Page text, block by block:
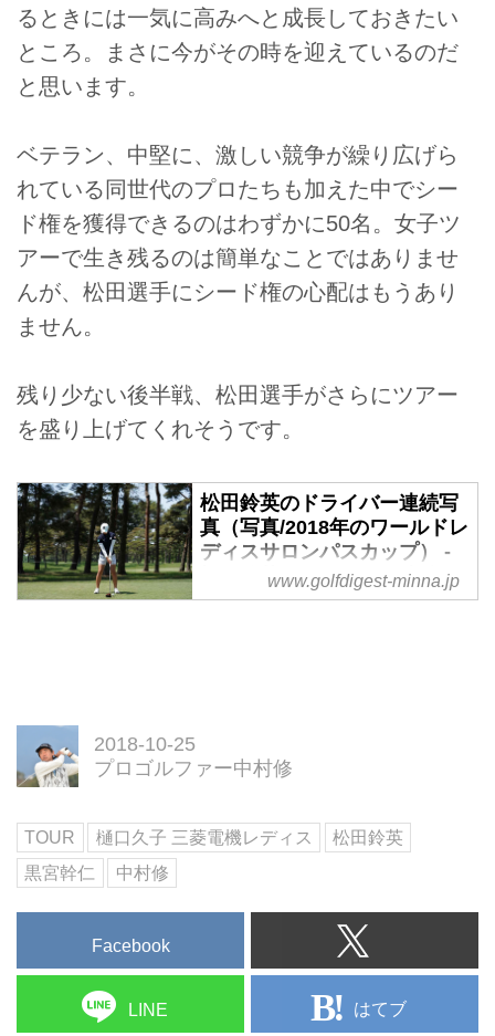
るときには一気に高みへと成長しておきたい
ところ。まさに今がその時を迎えているのだ
と思います。
ベテラン、中堅に、激しい競争が繰り広げら
れている同世代のプロたちも加えた中でシー
ド権を獲得できるのはわずかに50名。女子ツ
アーで生き残るのは簡単なことではありませ
んが、松田選手にシード権の心配はもうあり
ません。
残り少ない後半戦、松田選手がさらにツアー
を盛り上げてくれそうです。
松田鈴英のドライバー連続写
真（写真/2018年のワールドレ
ディスサロンパスカップ） -
松田鈴英のドライバー連続写
真（正面） - みんなのゴルフ
www.golfdigest-minna.jp
2018-10-25
プロゴルファー中村修
TOUR 樋口久子 三菱電機レディス
松田鈴英
黒宮幹仁
中村修
Facebook
LINE はてブ